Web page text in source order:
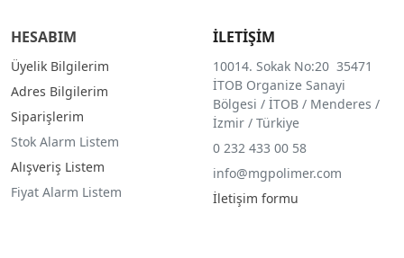
HESABIM
Üyelik Bilgilerim
Adres Bilgilerim
Siparişlerim
Stok Alarm Listem
Alışveriş Listem
Fiyat Alarm Listem
İLETİŞİM
10014. Sokak No:20 35471
İTOB Organize Sanayi
Bölgesi / İTOB / Menderes /
İzmir / Türkiye
0 232 433 00 58
info@mgpolimer.com
İletişim formu